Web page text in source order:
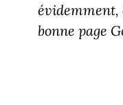
évidemment,
bonne page